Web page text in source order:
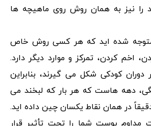
را نیز به همان روش روی ماهیچه ها
متوجه شده اید که هر کسی روش خاص
اخم کردن، تمرکز و موارد دیگر دارد.
کودکی شکل می گیرند، بنابراین
تا سن ۲۵ سالگی، دهه هاست که هر بار که لبخند می
در همان نقاط یکسان چین داده اید.
مداوم پوست شما را تحت تأثیر قرار